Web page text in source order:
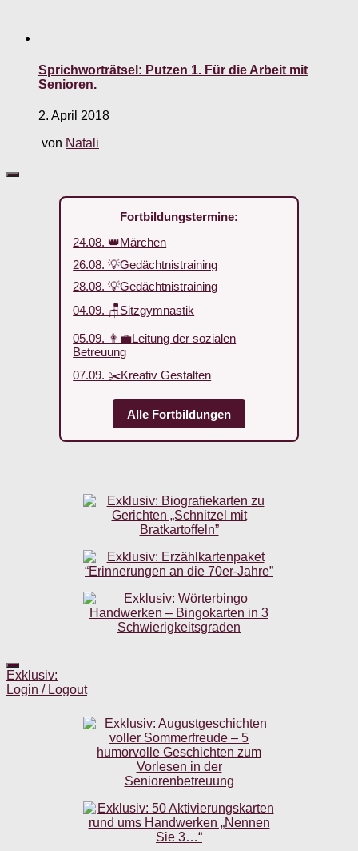
Sprichworträtsel: Putzen 1. Für die Arbeit mit
Senioren.
2. April 2018
von Natali
Fortbildungstermine:
24.08. 👑Märchen
26.08. 💡Gedächtnistraining
28.08. 💡Gedächtnistraining
04.09. 🪑Sitzgymnastik
05.09. 👩‍💼Leitung der sozialen
Betreuung
07.09. ✂️Kreativ Gestalten
Alle Fortbildungen
Exklusiv:
Login / Logout